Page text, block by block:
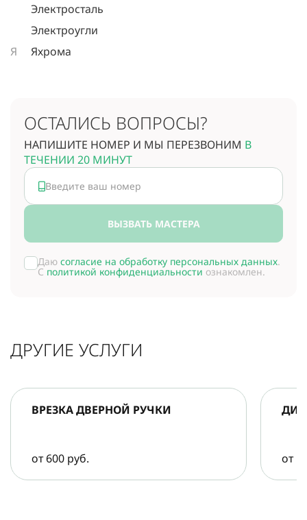
Электросталь
Электроугли
Я
Яхрома
ОСТАЛИСЬ ВОПРОСЫ?
НАПИШИТЕ НОМЕР И МЫ ПЕРЕЗВОНИМ В
ТЕЧЕНИИ 20 МИНУТ
ВЫЗВАТЬ МАСТЕРА
Даю согласие на обработку персональных данных.
С политикой конфиденциальности ознакомлен.
ДРУГИЕ УСЛУГИ
ВРЕЗКА ДВЕРНОЙ РУЧКИ
от 600 руб. от